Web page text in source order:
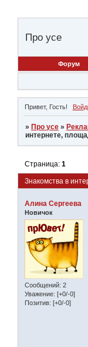
Про усе
Форум
Привет, Гость!
» Про усе »
интернете,
Знакомства в
Страница:1
Алина Сергеева
Новичок
Сообщений: 2
Уважение: [+0/-0]
Позитив: [+0/-0]